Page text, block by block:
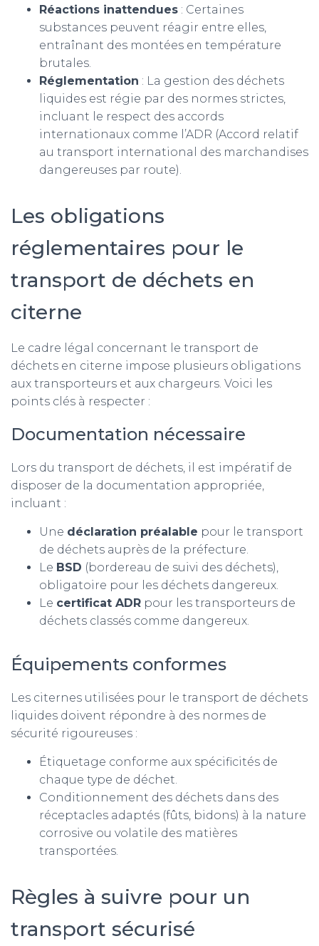
Réactions inattendues : Certaines
substances peuvent réagir entre elles,
entraînant des montées en température
brutales.
Réglementation : La gestion des déchets
liquides est régie par des normes strictes,
incluant le respect des accords
internationaux comme l’ADR (Accord relatif
au transport international des marchandises
dangereuses par route).
Les obligations
réglementaires pour le
transport de déchets en
citerne
Le cadre légal concernant le transport de
déchets en citerne impose plusieurs obligations
aux transporteurs et aux chargeurs. Voici les
points clés à respecter :
Documentation nécessaire
Lors du transport de déchets, il est impératif de
disposer de la documentation appropriée,
incluant :
Une déclaration préalable pour le transport
de déchets auprès de la préfecture.
Le BSD (bordereau de suivi des déchets),
obligatoire pour les déchets dangereux.
Le certificat ADR pour les transporteurs de
déchets classés comme dangereux.
Équipements conformes
Les citernes utilisées pour le transport de déchets
liquides doivent répondre à des normes de
sécurité rigoureuses :
Étiquetage conforme aux spécificités de
chaque type de déchet.
Conditionnement des déchets dans des
réceptacles adaptés (fûts, bidons) à la nature
corrosive ou volatile des matières
transportées.
Règles à suivre pour un
transport sécurisé